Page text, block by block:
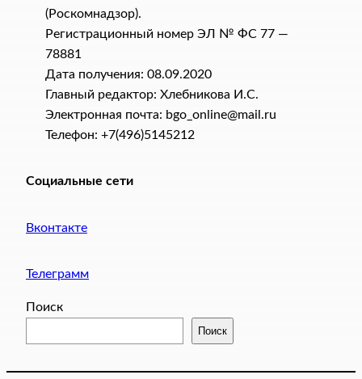
(Роскомнадзор).
Регистрационный номер ЭЛ № ФС 77 —
78881
Дата получения: 08.09.2020
Главный редактор: Хлебникова И.C.
Электронная почта: bgo_online@mail.ru
Телефон: +7(496)5145212
Социальные сети
Вконтакте
Телеграмм
Поиск
Поиск